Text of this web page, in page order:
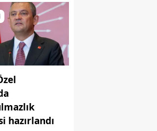
hazırlandı